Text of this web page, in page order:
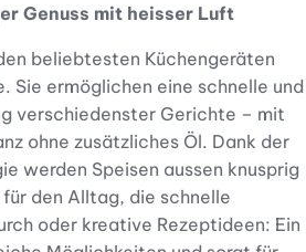
Genuss mit heisser Luft
beliebtesten Küchengeräten
Sie ermöglichen eine schnelle und
verschiedenster Gerichte – mit
ohne zusätzliches Öl. Dank der
werden Speisen aussen knusprig
den Alltag, die schnelle
oder kreative Rezeptideen: Ein